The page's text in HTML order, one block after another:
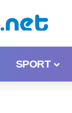
SPORT